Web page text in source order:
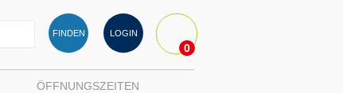
ÖFFNUNGSZEITEN
0
LOGIN
FINDEN